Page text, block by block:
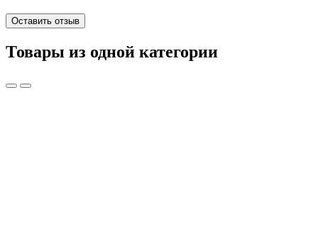
Оставить отзыв
Товары из одной категории